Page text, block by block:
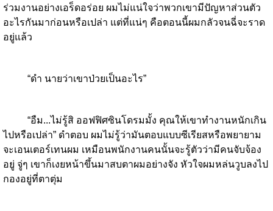
ร่วมงานอย่างเอร็ดอร่อย ผมไม่แน่ใจว่าพวกเขามีปัญหาส่วนตัว
อะไรกันมาก่อนหรือเปล่า แต่ที่แน่ๆ คือตอนนี้ผมกลัวจนฉี่จะราด
อยู่แล้ว
“ดำ นายว่าเขาป่วยเป็นอะไร”
“อืม...ไม่รู้สิ ออฟฟิศซินโดรมมั้ง คุณให้เขาทำงานหนักเกิน
ไปหรือเปล่า” ดำตอบ ผมไม่รู้ว่ามันตอบแบบซีเรียสหรือพยายาม
จะเอนเตอร์เทนผม เหมือนพนักงานคนนั้นจะรู้ตัวว่ามีคนจับจ้อง
อยู่ จู่ๆ เขาก็เงยหน้าขึ้นมาสบตาผมอย่างจัง หัวใจผมหล่นวูบลงไป
กองอยู่ที่ตาตุ่ม